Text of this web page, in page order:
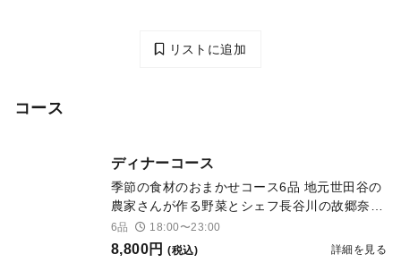
リストに追加
コース
ディナーコース
季節の食材のおまかせコース6品 地元世田谷の
農家さんが作る野菜とシェフ長谷川の故郷奈良
県のエッセンスを加えたイタリア料理 スペシ
ャリテ「旬の前菜盛り合わせ」世田谷野菜を
6品 18:00〜23:00
8,800円 (税込) 詳細を見る